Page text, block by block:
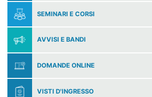
SEMINARI E CORSI
AVVISI E BANDI
DOMANDE ONLINE
VISTI D'INGRESSO